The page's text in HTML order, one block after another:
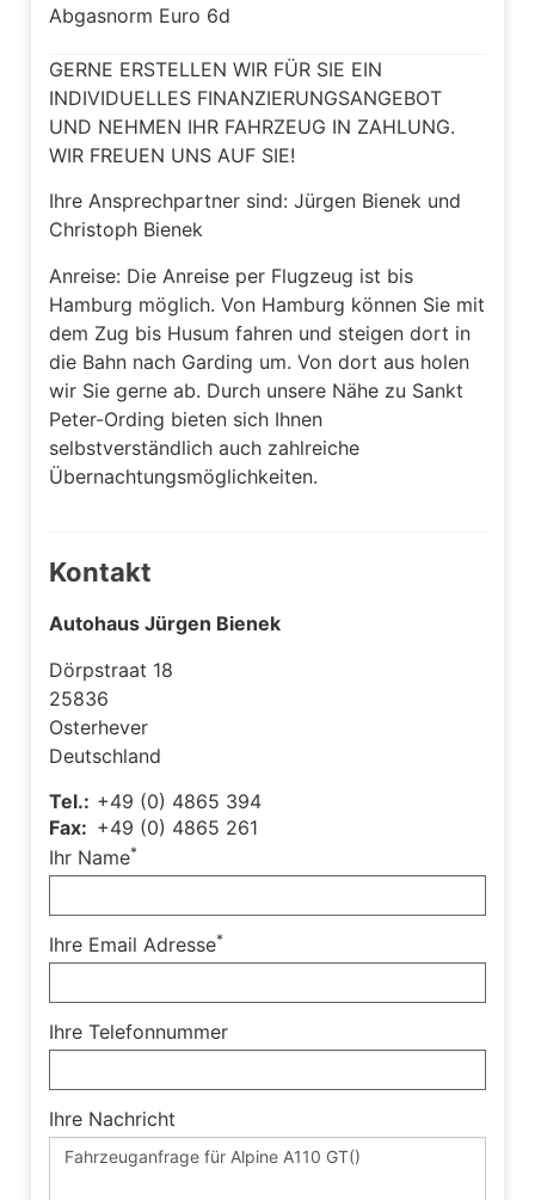
Abgasnorm Euro 6d
GERNE ERSTELLEN WIR FÜR SIE EIN
INDIVIDUELLES FINANZIERUNGSANGEBOT
UND NEHMEN IHR FAHRZEUG IN ZAHLUNG.
WIR FREUEN UNS AUF SIE!
Ihre Ansprechpartner sind: Jürgen Bienek und
Christoph Bienek
Anreise: Die Anreise per Flugzeug ist bis
Hamburg möglich. Von Hamburg können Sie mit
dem Zug bis Husum fahren und steigen dort in
die Bahn nach Garding um. Von dort aus holen
wir Sie gerne ab. Durch unsere Nähe zu Sankt
Peter-Ording bieten sich Ihnen
selbstverständlich auch zahlreiche
Übernachtungsmöglichkeiten.
Kontakt
Autohaus Jürgen Bienek
Dörpstraat 18
25836
Osterhever
Deutschland
Tel.: +49 (0) 4865 394
Fax: +49 (0) 4865 261
Ihr Name*
Ihre Email Adresse*
Ihre Telefonnummer
Ihre Nachricht